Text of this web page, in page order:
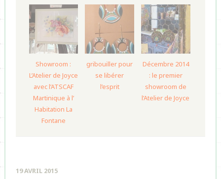
Showroom :
L’Atelier de Joyce
avec l’ATSCAF
Martinique à l’
Habitation La
Fontane
gribouiller pour
se libérer
l’esprit
Décembre 2014
: le premier
showroom de
l’Atelier de Joyce
19 AVRIL 2015